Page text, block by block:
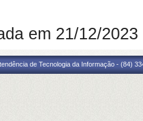
em 21/12/
de Tecnologia da Informação - (84)